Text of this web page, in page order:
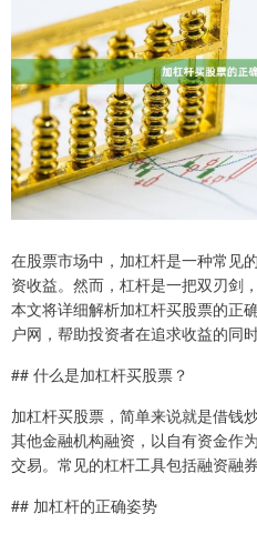
在股票市场中，加杠杆是一种常见
资收益。然而，杠杆是一把双刃剑
本文将详细解析加杠杆买股票的正
户网，帮助投资者在追求收益的同
## 什么是加杠杆买股票？
加杠杆买股票，简单来说就是借钱
其他金融机构融资，以自有资金作
交易。常见的杠杆工具包括融资融
## 加杠杆的正确姿势